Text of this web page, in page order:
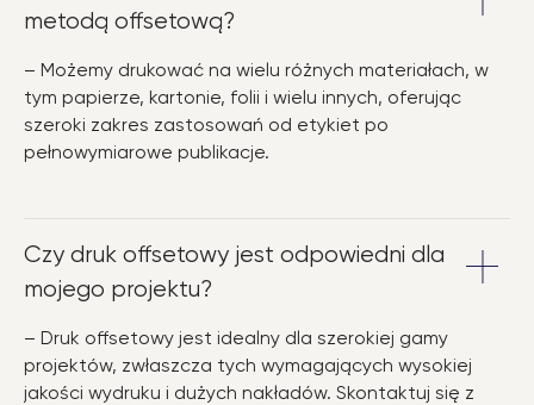
metodą offsetową?
– Możemy drukować na wielu różnych materiałach, w
tym papierze, kartonie, folii i wielu innych, oferując
szeroki zakres zastosowań od etykiet po
pełnowymiarowe publikacje.
Czy druk offsetowy jest odpowiedni dla
mojego projektu?
– Druk offsetowy jest idealny dla szerokiej gamy
projektów, zwłaszcza tych wymagających wysokiej
jakości wydruku i dużych nakładów. Skontaktuj się z